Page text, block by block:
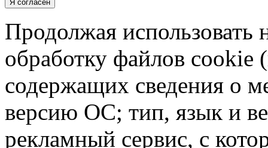
Я согласен
Продолжая использовать
обработку файлов cookie
содержащих сведения о
версию ОС; тип, язык и
рекламный сервис, с